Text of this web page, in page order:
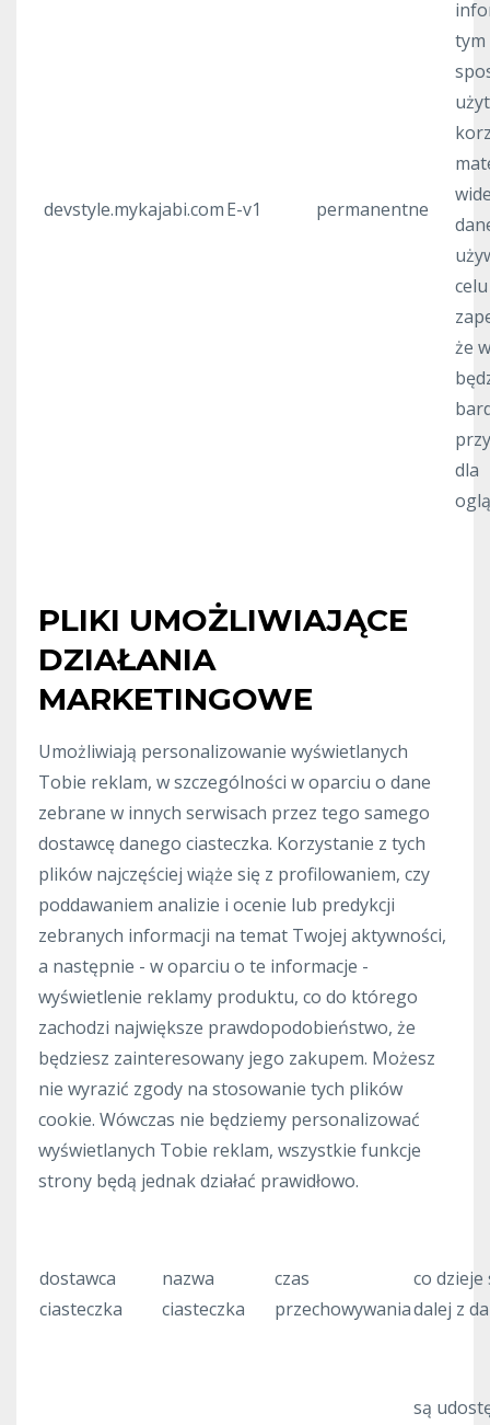
devstyle.mykajabi.comE-v1 permanentne
tym
celu
że
dla
PLIKI UMOŻLIWIAJĄCE
DZIAŁANIA
MARKETINGOWE
Umożliwiają personalizowanie wyświetlanych
Tobie reklam, w szczególności w oparciu o dane
zebrane w innych serwisach przez tego samego
dostawcę danego ciasteczka. Korzystanie z tych
plików najczęściej wiąże się z profilowaniem, czy
poddawaniem analizie i ocenie lub predykcji
zebranych informacji na temat Twojej aktywności,
a następnie - w oparciu o te informacje -
wyświetlenie reklamy produktu, co do którego
zachodzi największe prawdopodobieństwo, że
będziesz zainteresowany jego zakupem. Możesz
nie wyrazić zgody na stosowanie tych plików
cookie. Wówczas nie będziemy personalizować
wyświetlanych Tobie reklam, wszystkie funkcje
strony będą jednak działać prawidłowo.
dostawca
ciasteczka
nazwa
ciasteczka
czas
przechowywania
co dzieje
dalej z
są